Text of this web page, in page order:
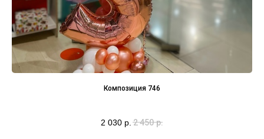
Композиция 746
2 030 р. 2 450 р.